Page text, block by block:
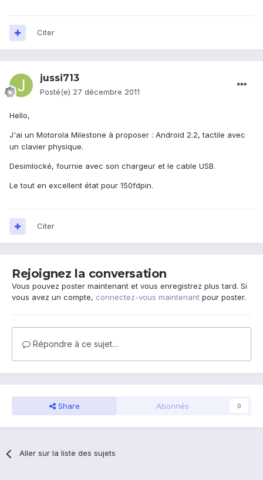
Citer
jussi713
Posté(e) 27 décembre 2011
Hello,
J'ai un Motorola Milestone à proposer : Android 2.2, tactile avec
un clavier physique.
Desimlocké, fournie avec son chargeur et le cable USB.
Le tout en excellent état pour 150fdpin.
Citer
Rejoignez la conversation
Vous pouvez poster maintenant et vous enregistrez plus tard. Si
vous avez un compte, connectez-vous maintenant pour poster.
Répondre à ce sujet…
Share Abonnés 0
Aller sur la liste des sujets